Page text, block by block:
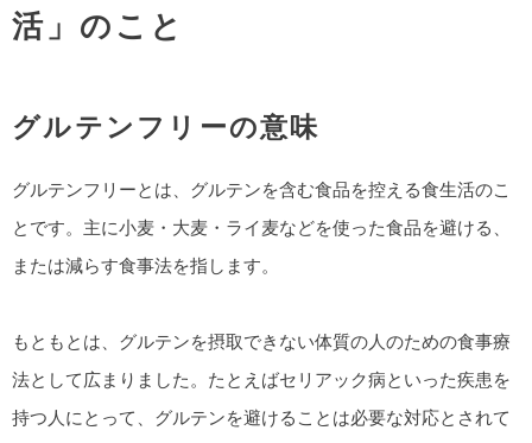
活」のこと
グルテンフリーの意味
グルテンフリーとは、グルテンを含む食品を控える食生活のこ
とです。主に小麦・大麦・ライ麦などを使った食品を避ける、
または減らす食事法を指します。
もともとは、グルテンを摂取できない体質の人のための食事療
法として広まりました。たとえばセリアック病といった疾患を
持つ人にとって、グルテンを避けることは必要な対応とされて